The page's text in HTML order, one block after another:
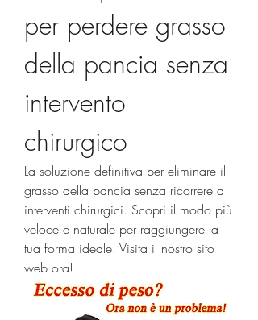
per perdere grasso
della pancia senza
intervento
chirurgico
La soluzione definitiva per eliminare il
grasso della pancia senza ricorrere a
interventi chirurgici. Scopri il modo più
veloce e naturale per raggiungere la
tua forma ideale. Visita il nostro sito
web ora!